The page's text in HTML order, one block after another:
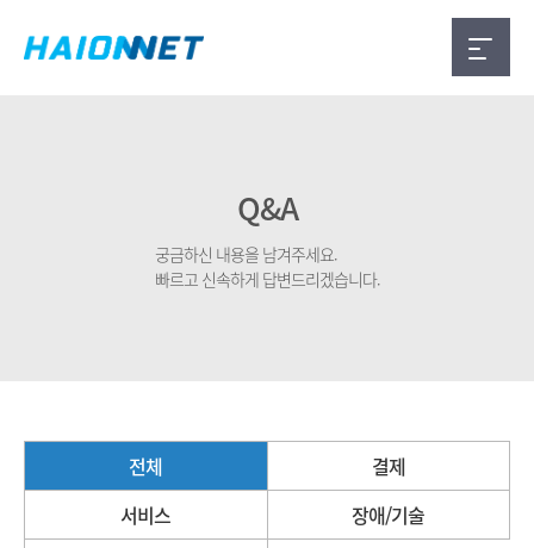
Q&A
궁금하신 내용을 남겨주세요.
빠르고 신속하게 답변드리겠습니다.
전체
결제
서비스
장애/기술